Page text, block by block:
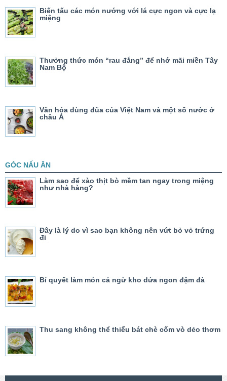
Biến tấu các món nướng với lá cực ngon và cực lạ
miệng
Thưởng thức món “rau đắng” để nhớ mãi miền Tây
Nam Bộ
Văn hóa dùng đũa của Việt Nam và một số nước ở
châu Á
GÓC NẤU ĂN
Làm sao để xào thịt bò mềm tan ngay trong miệng
như nhà hàng?
Đây là lý do vì sao bạn không nên vứt bỏ vỏ trứng
đi
Bí quyết làm món cá ngừ kho dứa ngon đậm đà
Thu sang không thể thiếu bát chè cốm vò dẻo thơm